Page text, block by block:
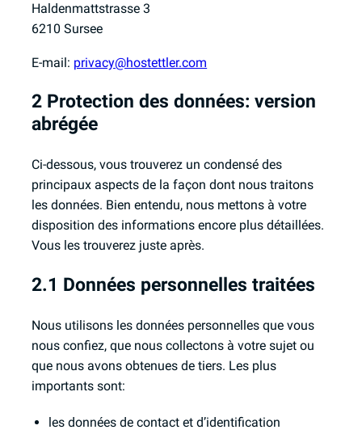
Haldenmattstrasse 3
6210 Sursee
E-mail: privacy@hostettler.com
2 Protection des données: version
abrégée
Ci-dessous, vous trouverez un condensé des
principaux aspects de la façon dont nous traitons
les données. Bien entendu, nous mettons à votre
disposition des informations encore plus détaillées.
Vous les trouverez juste après.
2.1 Données personnelles traitées
Nous utilisons les données personnelles que vous
nous confiez, que nous collectons à votre sujet ou
que nous avons obtenues de tiers. Les plus
importants sont:
les données de contact et d’identification